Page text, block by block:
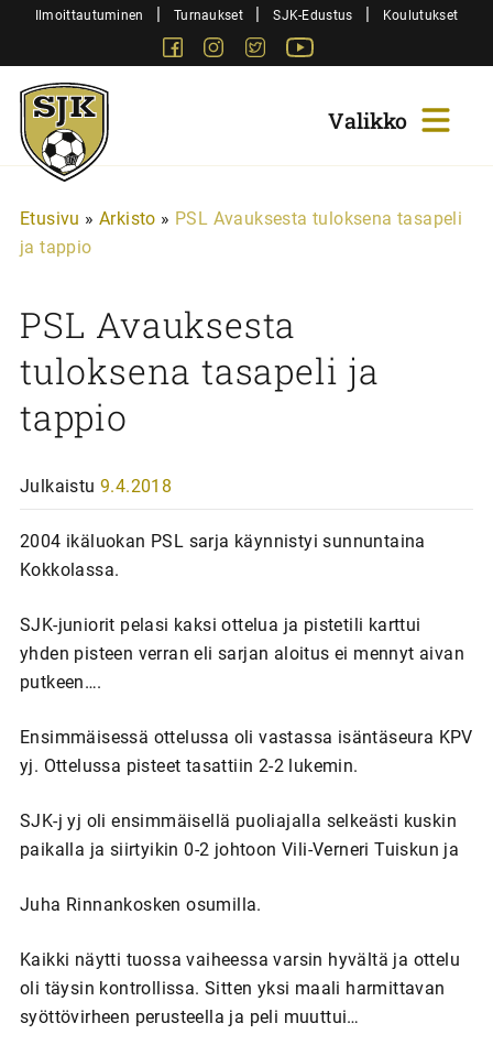
SiirryIlmoittautuminen | Turnaukset | SJK-Edustus | Koulutukset
FacebookInstagram
Twitter
Sjk-
Juniorit
Etusivu » Arkisto » PSL Avauksesta tuloksena tasapeli
ja tappio
PSL Avauksesta
tuloksena tasapeli ja
tappio
Julkaistu 9.4.2018
2004 ikäluokan PSL sarja käynnistyi sunnuntaina
Kokkolassa.
SJK-juniorit pelasi kaksi ottelua ja pistetili karttui
yhden pisteen verran eli sarjan aloitus ei mennyt aivan
putkeen….
Ensimmäisessä ottelussa oli vastassa isäntäseura KPV
yj. Ottelussa pisteet tasattiin 2-2 lukemin.
SJK-j yj oli ensimmäisellä puoliajalla selkeästi kuskin
paikalla ja siirtyikin 0-2 johtoon Vili-Verneri Tuiskun ja
Juha Rinnankosken osumilla.
Kaikki näytti tuossa vaiheessa varsin hyvältä ja ottelu
oli täysin kontrollissa. Sitten yksi maali harmittavan
syöttövirheen perusteella ja peli muuttui…